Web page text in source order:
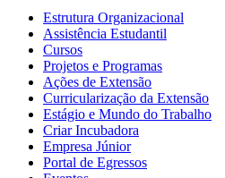
Estrutura Organizacional
Assistência Estudantil
Cursos
Projetos e Programas
Ações de Extensão
Curricularização da Extensão
Estágio e Mundo do Trabalho
Criar Incubadora
Empresa Júnior
Portal de Egressos